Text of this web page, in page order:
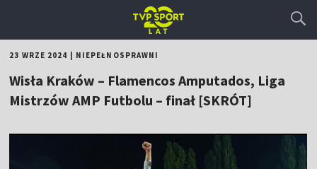
23 WRZE 2024 NIEPEŁNOSPRAWNI
Wisła Kraków – Flamencos Amputados, Liga
Mistrzów AMP Futbolu – finał [SKRÓT]